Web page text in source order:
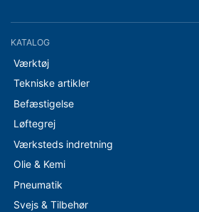
KATALOG
Værktøj
Tekniske artikler
Befæstigelse
Løftegrej
Værksteds indretning
Olie & Kemi
Pneumatik
Svejs & Tilbehør